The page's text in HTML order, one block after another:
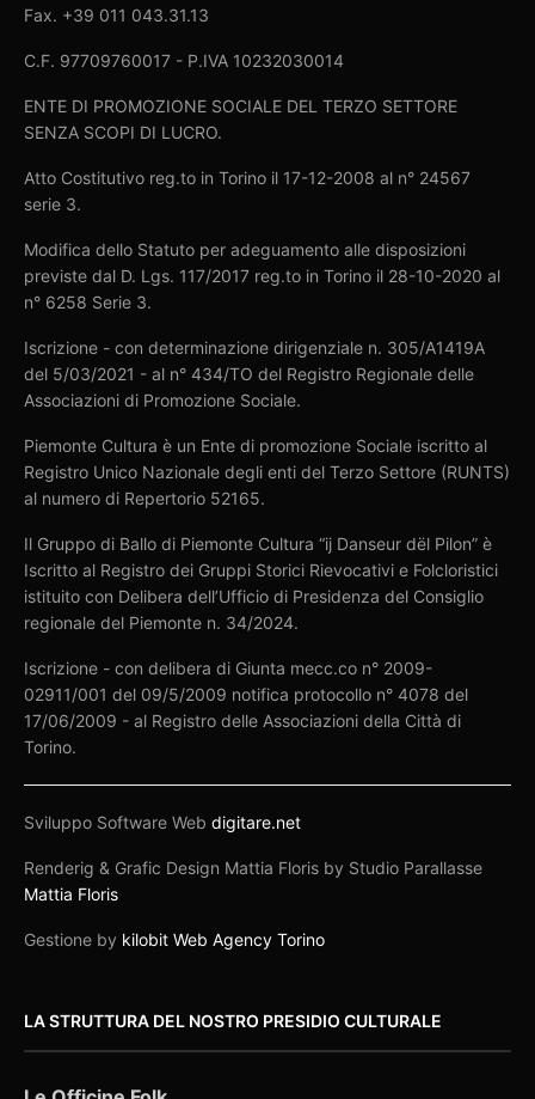
Fax. +39 011 043.31.13
C.F. 97709760017 - P.IVA 10232030014
ENTE DI PROMOZIONE SOCIALE DEL TERZO SETTORE
SENZA SCOPI DI LUCRO.
Atto Costitutivo reg.to in Torino il 17-12-2008 al n° 24567
serie 3.
Modifica dello Statuto per adeguamento alle disposizioni
previste dal D. Lgs. 117/2017 reg.to in Torino il 28-10-2020 al
n° 6258 Serie 3.
Iscrizione - con determinazione dirigenziale n. 305/A1419A
del 5/03/2021 - al n° 434/TO del Registro Regionale delle
Associazioni di Promozione Sociale.
Piemonte Cultura è un Ente di promozione Sociale iscritto al
Registro Unico Nazionale degli enti del Terzo Settore (RUNTS)
al numero di Repertorio 52165.
Il Gruppo di Ballo di Piemonte Cultura “ij Danseur dël Pilon” è
Iscritto al Registro dei Gruppi Storici Rievocativi e Folcloristici
istituito con Delibera dell’Ufficio di Presidenza del Consiglio
regionale del Piemonte n. 34/2024.
Iscrizione - con delibera di Giunta mecc.co n° 2009-
02911/001 del 09/5/2009 notifica protocollo n° 4078 del
17/06/2009 - al Registro delle Associazioni della Città di
Torino.
Sviluppo Software Webdigitare.net
Renderig & Grafic Design Mattia Floris by Studio Parallasse
Mattia Floris
Gestione by kilobit Web Agency Torino
LA STRUTTURA DEL NOSTRO PRESIDIO CULTURALE